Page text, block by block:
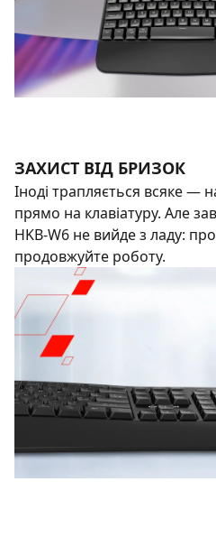
ЗАХИСТ ВІД БРИЗОК
Іноді трапляється всяке —
прямо на клавіатуру. Але
HKB‑W6 не вийде з ладу:
продовжуйте роботу.